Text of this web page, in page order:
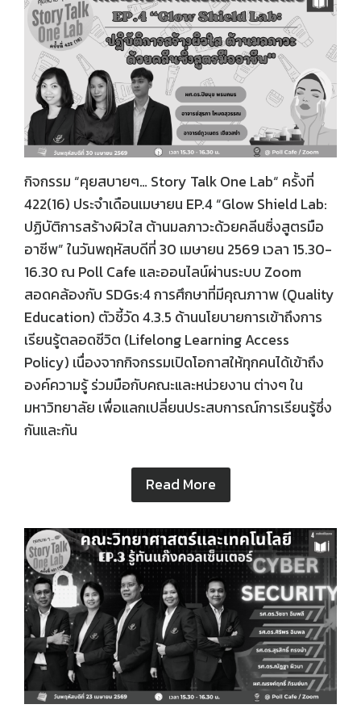
กิจกรรม “คุยสบายๆ… Story Talk One Lab“ ครั้งที่
422(16) ประจำเดือนเมษายน EP.4 “Glow Shield Lab:
ปฏิบัติการสร้างผิวใส ต้านมลภาวะด้วยคลีนซิ่งสูตรมือ
อาชีพ” ในวันพฤหัสบดีที่ 30 เมษายน 2569 เวลา 15.30-
16.30 ณ Poll Cafe และออนไลน์ผ่านระบบ Zoom
สอดคล้องกับ SDGs:4 การศึกษาที่มีคุณภาาพ (Quality
Education) ตัวชี้วัด 4.3.5 ด้านนโยบายการเข้าถึงการ
เรียนรู้ตลอดชีวิต (Lifelong Learning Access
Policy) เนื่องจากกิจกรรมเปิดโอกาสให้ทุกคนได้เข้าถึง
องค์ความรู้ ร่วมมือกับคณะและหน่วยงาน ต่างๆ ใน
มหาวิทยาลัย เพื่อแลกเปลี่ยนประสบการณ์การเรียนรู้ซึ่ง
กันและกัน
Read More